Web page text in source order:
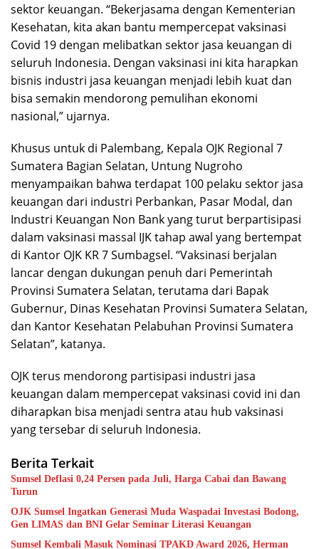
sektor keuangan. “Bekerjasama dengan Kementerian
Kesehatan, kita akan bantu mempercepat vaksinasi
Covid 19 dengan melibatkan sektor jasa keuangan di
seluruh Indonesia. Dengan vaksinasi ini kita harapkan
bisnis industri jasa keuangan menjadi lebih kuat dan
bisa semakin mendorong pemulihan ekonomi
nasional,” ujarnya.
Khusus untuk di Palembang, Kepala OJK Regional 7
Sumatera Bagian Selatan, Untung Nugroho
menyampaikan bahwa terdapat 100 pelaku sektor jasa
keuangan dari industri Perbankan, Pasar Modal, dan
Industri Keuangan Non Bank yang turut berpartisipasi
dalam vaksinasi massal IJK tahap awal yang bertempat
di Kantor OJK KR 7 Sumbagsel. “Vaksinasi berjalan
lancar dengan dukungan penuh dari Pemerintah
Provinsi Sumatera Selatan, terutama dari Bapak
Gubernur, Dinas Kesehatan Provinsi Sumatera Selatan,
dan Kantor Kesehatan Pelabuhan Provinsi Sumatera
Selatan”, katanya.
OJK terus mendorong partisipasi industri jasa
keuangan dalam mempercepat vaksinasi covid ini dan
diharapkan bisa menjadi sentra atau hub vaksinasi
yang tersebar di seluruh Indonesia.
Berita Terkait
Sumsel Deflasi 0,24 Persen pada Juli, Harga Cabai dan Bawang
Turun
OJK Sumsel Ingatkan Generasi Muda Waspadai Investasi Bodong,
Gen LIMAS dan BNI Gelar Seminar Literasi Keuangan
Sumsel Kembali Masuk Nominasi TPAKD Award 2026, Herman